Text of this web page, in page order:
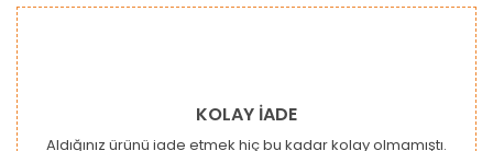
KOLAY İADE
Aldığınız ürünü iade etmek hiç bu kadar kolay olmamıştı.